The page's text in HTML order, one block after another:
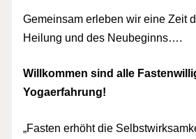
Gemeinsam erleben wir eine Zeit
Heilung und des Neubeginns….
Willkommen sind alle
Yogaerfahrung!
„Fasten erhöht die